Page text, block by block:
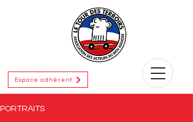
Espace adhérent
PORTRAITS